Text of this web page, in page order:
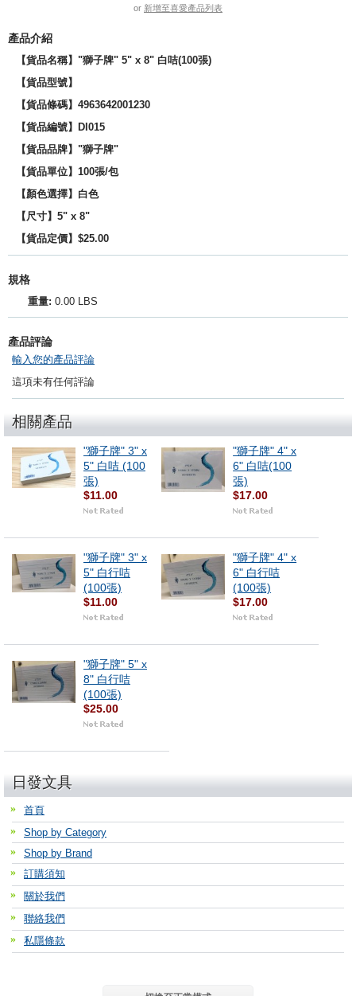
or 新增至喜愛產品列表
產品介紹
【貨品名稱】"獅子牌" 5" x 8" 白咭(100張)
【貨品型號】
【貨品條碼】4963642001230
【貨品編號】DI015
【貨品品牌】 "獅子牌"
【貨品單位】100張/包
【顏色選擇】白色
【尺寸】5" x 8"
【貨品定價】$25.00
規格
重量: 0.00 LBS
產品評論
輸入您的產品評論
這項未有任何評論
相關產品
"獅子牌" 3" x
5" 白咭 (100
張)
$11.00
"獅子牌" 4" x
6" 白咭(100
張)
$17.00
"獅子牌" 3" x
5" 白行咭
(100張)
$11.00
"獅子牌" 4" x
6" 白行咭
(100張)
$17.00
"獅子牌" 5" x
8" 白行咭
(100張)
$25.00
日發文具
首頁
Shop by Category
Shop by Brand
訂購須知
關於我們
聯絡我們
私隱條款